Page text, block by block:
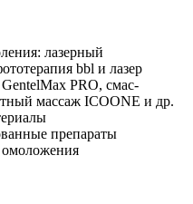
лазерный
bbl и лазер
PRO, смас-
массаж ICOONE и др.
препараты